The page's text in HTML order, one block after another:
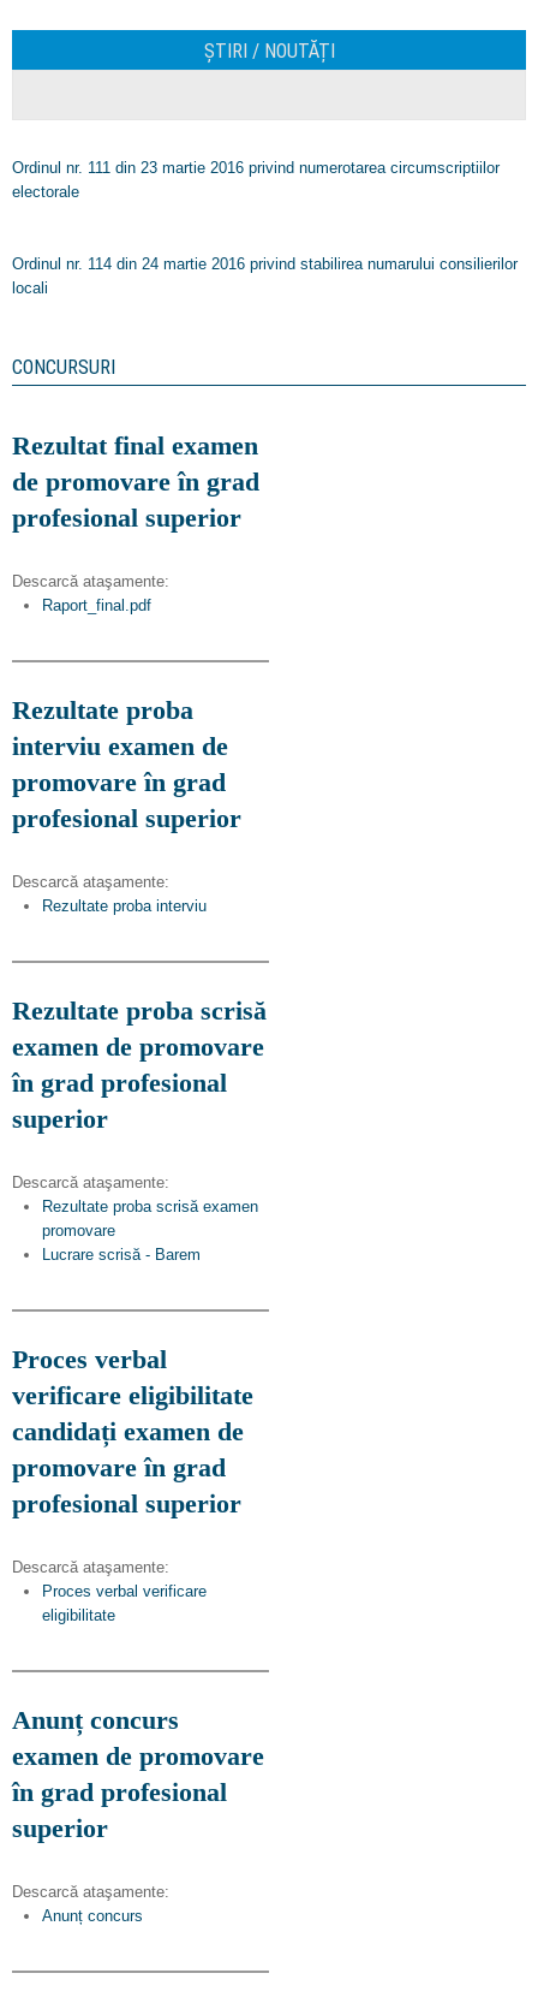
ȘTIRI / NOUTĂȚI
Ordinul nr. 111 din 23 martie 2016 privind numerotarea circumscriptiilor
electorale
Ordinul nr. 114 din 24 martie 2016 privind stabilirea numarului consilierilor
locali
CONCURSURI
Rezultat final examen
de promovare în grad
profesional superior
Descarcă ataşamente:
Raport_final.pdf
Rezultate proba
interviu examen de
promovare în grad
profesional superior
Descarcă ataşamente:
Rezultate proba interviu
Rezultate proba scrisă
examen de promovare
în grad profesional
superior
Descarcă ataşamente:
Rezultate proba scrisă examen
promovare
Lucrare scrisă - Barem
Proces verbal
verificare eligibilitate
candidați examen de
promovare în grad
profesional superior
Descarcă ataşamente:
Proces verbal verificare
eligibilitate
Anunț concurs
examen de promovare
în grad profesional
superior
Descarcă ataşamente:
Anunț concurs